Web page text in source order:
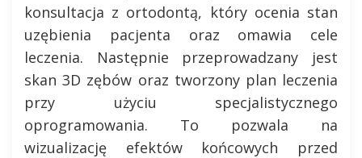
konsultacja z ortodontą, który ocenia stan
uzębienia pacjenta oraz omawia cele
leczenia. Następnie przeprowadzany jest
skan 3D zębów oraz tworzony plan leczenia
przy użyciu specjalistycznego
oprogramowania. To pozwala na
wizualizację efektów końcowych przed